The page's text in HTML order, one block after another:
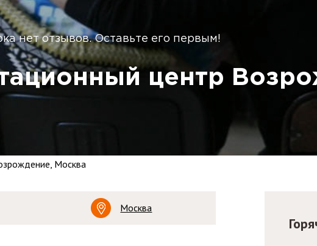
нет отзывов. Оставьте его первым!
центр
Москва
Москва